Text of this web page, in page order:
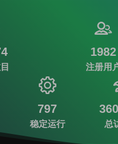
1982
注册用
797
稳定运行 总